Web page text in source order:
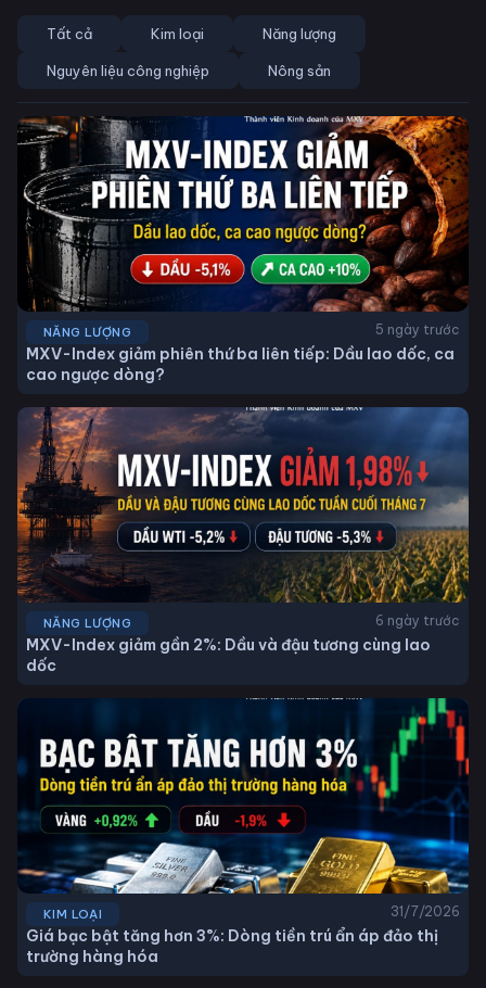
Tất cả Kim loại Năng lượng
Nguyên liệu công nghiệp Nông sản
NĂNG LƯỢNG 5 ngày trước
MXV-Index giảm phiên thứ ba liên tiếp: Dầu lao dốc, ca
cao ngược dòng?
NĂNG LƯỢNG 6 ngày trước
MXV-Index giảm gần 2%: Dầu và đậu tương cùng lao
dốc
KIM LOẠI 31/7/2026
Giá bạc bật tăng hơn 3%: Dòng tiền trú ẩn áp đảo thị
trường hàng hóa